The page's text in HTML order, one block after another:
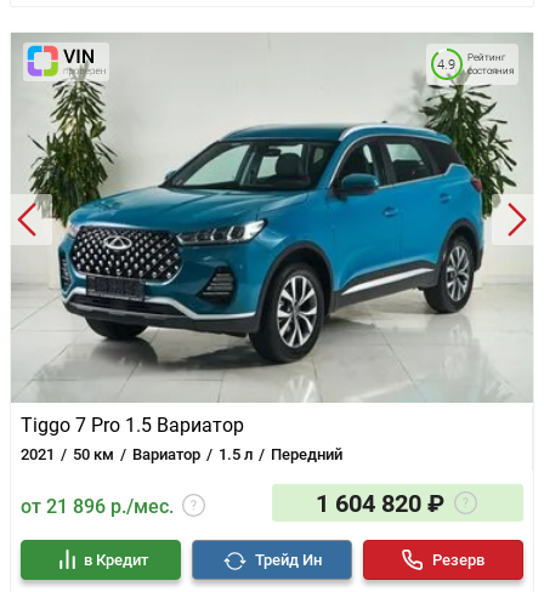
Tiggo 7 Pro 1.5 Вариатор
2021 50 км Вариатор 1.5 л Передний
Рейтинг
состояния
4.9
от 21 896 р./мес. 1 604 820 ₽
в Кредит Трейд Ин Резерв